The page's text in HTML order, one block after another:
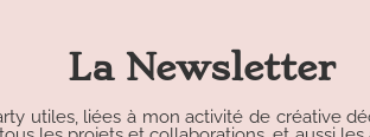
La Newsletter
utiles, liées à mon activité de créative